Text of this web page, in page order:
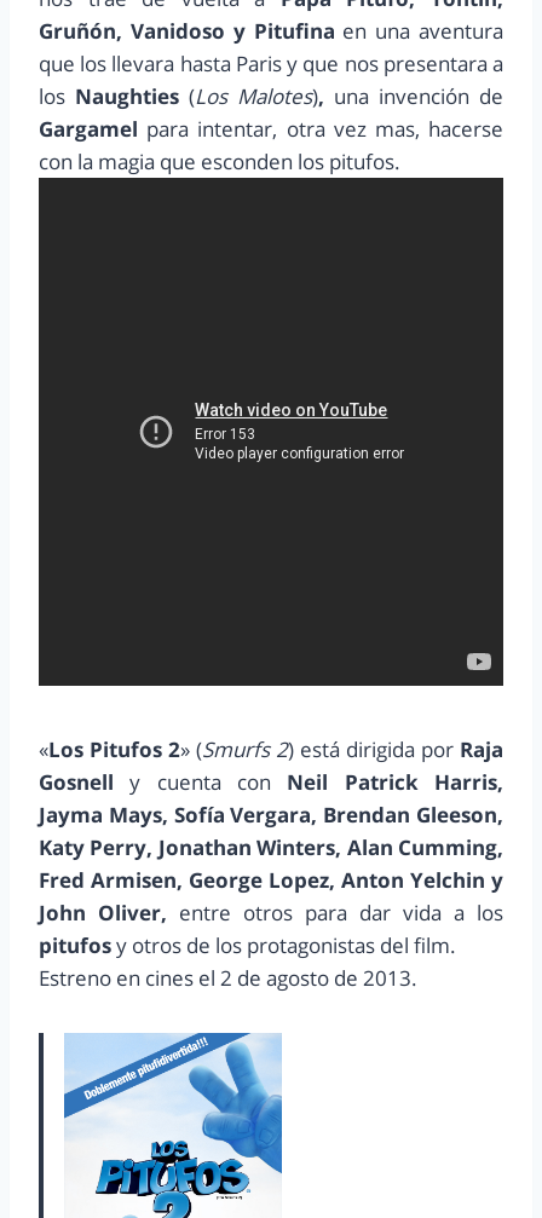
Gruñón, Vanidoso y Pitufina en una aventura
que los llevara hasta Paris y que nos presentara a
los Naughties (Los Malotes), una invención de
Gargamel para intentar, otra vez mas, hacerse
con la magia que esconden los pitufos.
«Los Pitufos 2» (Smurfs 2) está dirigida por Raja
Gosnell y cuenta con Neil Patrick Harris,
Jayma Mays, Sofía Vergara, Brendan Gleeson,
Katy Perry, Jonathan Winters, Alan Cumming,
Fred Armisen, George Lopez, Anton Yelchin y
John Oliver, entre otros para dar vida a los
pitufosy otros de los protagonistas del film.
Estreno en cines el 2 de agosto de 2013.